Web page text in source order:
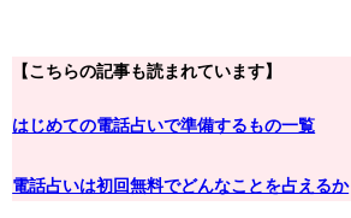
【こちらの記事も読まれています】
はじめての電話占いで準備するもの一覧
電話占いは初回無料でどんなことを占えるか